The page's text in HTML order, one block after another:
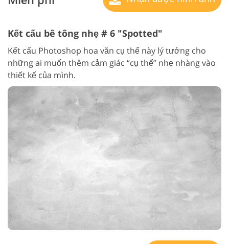
Kết cấu bê tông nhẹ # 6 "Spotted"
Kết cấu Photoshop hoa văn cụ thể này lý tưởng cho
những ai muốn thêm cảm giác “cụ thể” nhẹ nhàng vào
thiết kế của mình.